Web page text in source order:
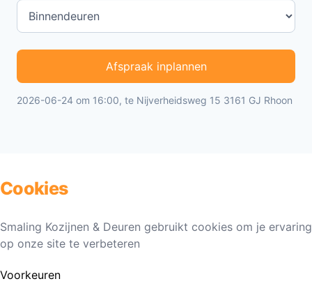
Afspraak inplannen
2026-06-24 om 16:00, te Nijverheidsweg 15 3161 GJ Rhoon
Cookies
Smaling Kozijnen & Deuren gebruikt cookies om je ervaring
op onze site te verbeteren
Voorkeuren